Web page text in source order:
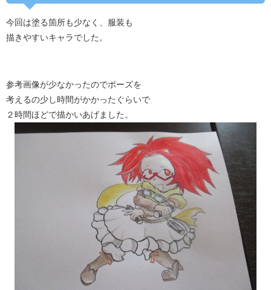
今回は塗る箇所も少なく、服装も
描きやすいキャラでした。
参考画像が少なかったのでポーズを
考えるの少し時間がかかったぐらいで
２時間ほどで描かいあげました。